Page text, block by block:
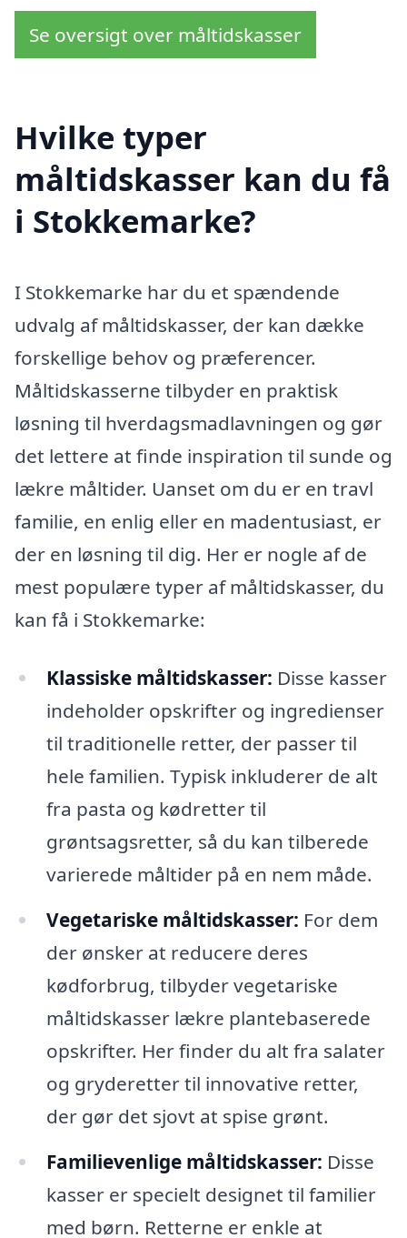
Se oversigt over måltidskasser
Hvilke typer
måltidskasser kan du få
i Stokkemarke?
I Stokkemarke har du et spændende
udvalg af måltidskasser, der kan dække
forskellige behov og præferencer.
Måltidskasserne tilbyder en praktisk
løsning til hverdagsmadlavningen og gør
det lettere at finde inspiration til sunde og
lækre måltider. Uanset om du er en travl
familie, en enlig eller en madentusiast, er
der en løsning til dig. Her er nogle af de
mest populære typer af måltidskasser, du
kan få i Stokkemarke:
Klassiske måltidskasser: Disse kasser
indeholder opskrifter og ingredienser
til traditionelle retter, der passer til
hele familien. Typisk inkluderer de alt
fra pasta og kødretter til
grøntsagsretter, så du kan tilberede
varierede måltider på en nem måde.
Vegetariske måltidskasser: For dem
der ønsker at reducere deres
kødforbrug, tilbyder vegetariske
måltidskasser lækre plantebaserede
opskrifter. Her finder du alt fra salater
og gryderetter til innovative retter,
der gør det sjovt at spise grønt.
Familievenlige måltidskasser: Disse
kasser er specielt designet til familier
med børn. Retterne er enkle at